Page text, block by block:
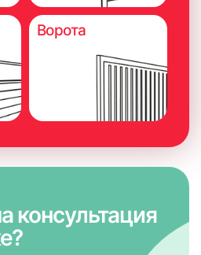
Ворота
консультация